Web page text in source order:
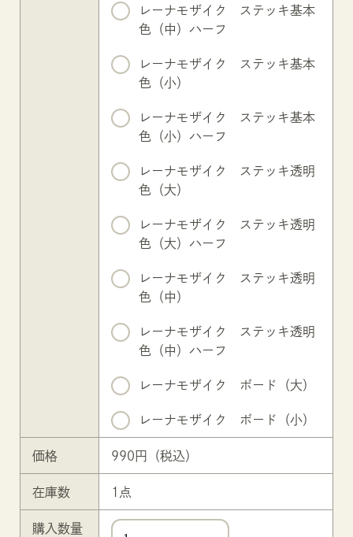
レーナモザイク ステッキ基本
色（中）ハーフ
レーナモザイク ステッキ基本
色（小）
レーナモザイク ステッキ基本
色（小）ハーフ
レーナモザイク ステッキ透明
色（大）
レーナモザイク ステッキ透明
色（大）ハーフ
レーナモザイク ステッキ透明
色（中）
レーナモザイク ステッキ透明
色（中）ハーフ
レーナモザイク ボード（大）
レーナモザイク ボード（小）
価格 990円（税込）
在庫数 1 点
購入数量